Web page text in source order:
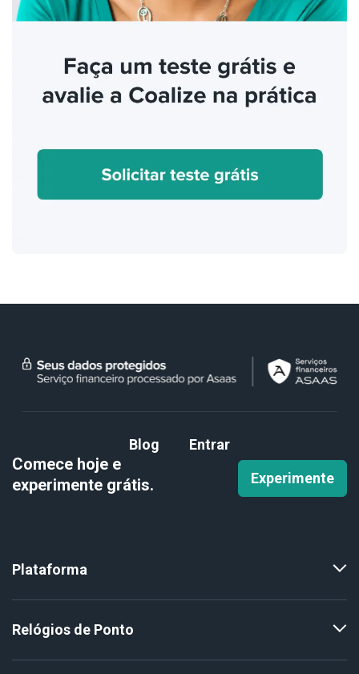
Blog Entrar
Comece hoje e
experimente grátis. Experimente
Plataforma
Relógios de Ponto